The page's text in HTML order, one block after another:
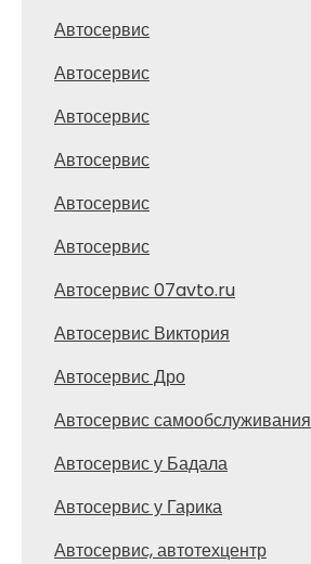
Автосервис
Автосервис
Автосервис
Автосервис
Автосервис
Автосервис
Автосервис 07avto.ru
Автосервис Виктория
Автосервис Дро
Автосервис самообслуживания
Автосервис у Бадала
Автосервис у Гарика
Автосервис, автотехцентр